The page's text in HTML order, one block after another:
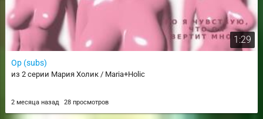
1:29
Op (subs)
из 2 серии Мария Холик / Maria+Holic
2 месяца назад 28 просмотров